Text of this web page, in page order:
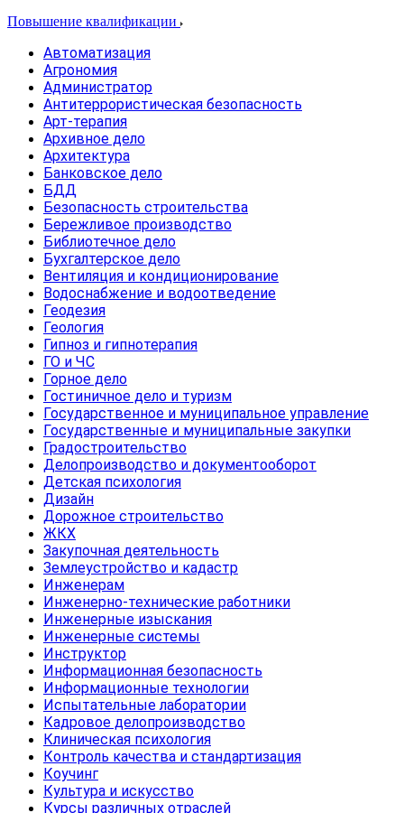
Повышение квалификации
Автоматизация
Агрономия
Администратор
Антитеррористическая безопасность
Арт-терапия
Архивное дело
Архитектура
Банковское дело
БДД
Безопасность строительства
Бережливое производство
Библиотечное дело
Бухгалтерское дело
Вентиляция и кондиционирование
Водоснабжение и водоотведение
Геодезия
Геология
Гипноз и гипнотерапия
ГО и ЧС
Горное дело
Гостиничное дело и туризм
Государственное и муниципальное управление
Государственные и муниципальные закупки
Градостроительство
Делопроизводство и документооборот
Детская психология
Дизайн
Дорожное строительство
ЖКХ
Закупочная деятельность
Землеустройство и кадастр
Инженерам
Инженерно-технические работники
Инженерные изыскания
Инженерные системы
Инструктор
Информационная безопасность
Информационные технологии
Испытательные лаборатории
Кадровое делопроизводство
Клиническая психология
Контроль качества и стандартизация
Коучинг
Культура и искусство
Курсы различных отраслей